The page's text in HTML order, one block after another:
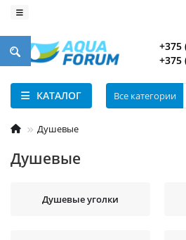
+375
+375
КАТАЛОГ Все категории
Душевые
Душевые
Душевые уголки